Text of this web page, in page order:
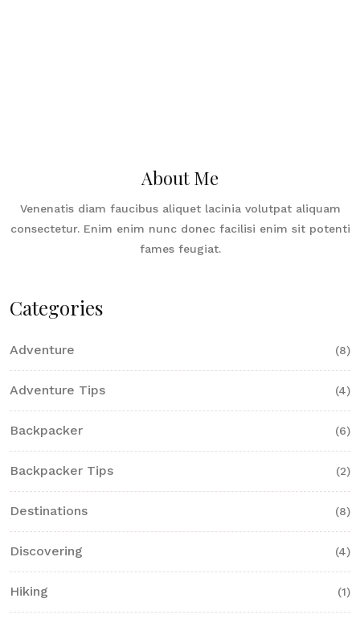
About Me
Venenatis diam faucibus aliquet lacinia volutpat aliquam
consectetur. Enim enim nunc donec facilisi enim sit potenti
fames feugiat.
Categories
Adventure (8)
Adventure Tips (4)
Backpacker (6)
Backpacker Tips (2)
Destinations (8)
Discovering (4)
Hiking (1)